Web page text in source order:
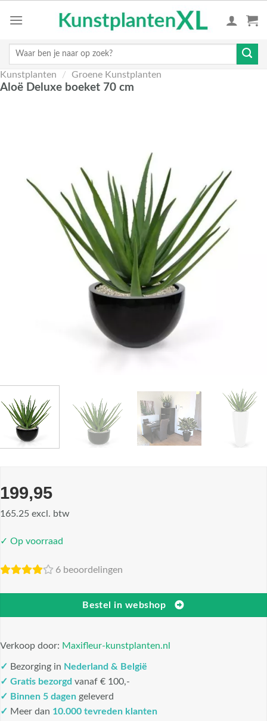
Zoeken
Kunstplanten / Groene Kunstplanten
Aloë Deluxe boeket 70 cm
199,95
165.25 excl. btw
✓ Op voorraad
6 beoordelingen
Bestel in webshop
Verkoop door: Maxifleur-kunstplanten.nl
✓ Bezorging in Nederland & België
✓ Gratis bezorgd vanaf € 100,-
✓ Binnen 5 dagen geleverd
✓ Meer dan 10.000 tevreden klanten